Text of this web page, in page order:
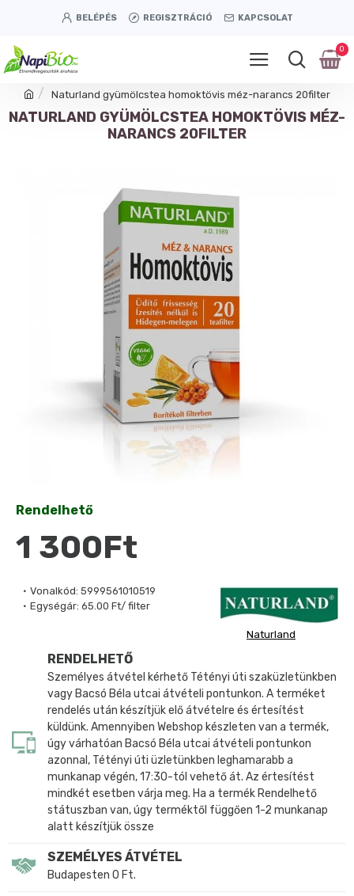
BELÉPÉS REGISZTRÁCIÓ KAPCSOLAT
0
Naturland gyümölcstea homoktövis méz-narancs 20filter
NATURLAND GYÜMÖLCSTEA HOMOKTÖVIS MÉZ-
NARANCS 20FILTER
Vonalkód: 5999561010519
Egységár: 65.00 Ft/ filter
Naturland
Rendelhető
1 300Ft
RENDELHETŐ
Személyes átvétel kérhető Tétényi úti szaküzletünkben
vagy Bacsó Béla utcai átvételi pontunkon. A terméket
rendelés után készítjük elő átvételre és értesítést
küldünk. Amennyiben Webshop készleten van a termék,
úgy várhatóan Bacsó Béla utcai átvételi pontunkon
azonnal, Tétényi úti üzletünkben leghamarabb a
munkanap végén, 17:30-tól vehető át. Az értesítést
mindkét esetben várja meg. Ha a termék Rendelhető
státuszban van, úgy terméktől függően 1-2 munkanap
alatt készítjük össze
SZEMÉLYES ÁTVÉTEL
Budapesten 0 Ft.